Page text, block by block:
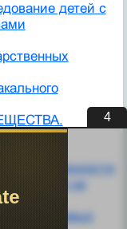
детей с
СВЯЗЬ.
ценности
питания на
и пищевых
3